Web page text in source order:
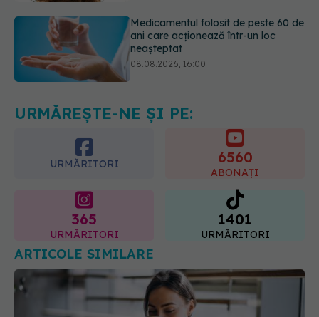
Transpirații nocturne: semnul ignorat
care poate ascunde probleme
URMĂREȘTE-NE ȘI PE:
URMĂRITORI 6560
ABONAȚI
365
URMĂRITORI
1401
URMĂRITORI
ARTICOLE SIMILARE